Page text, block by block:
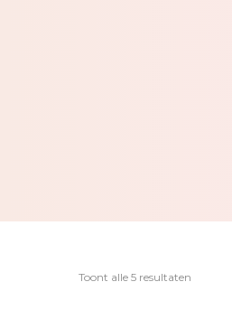
Toont alle 5 resultaten